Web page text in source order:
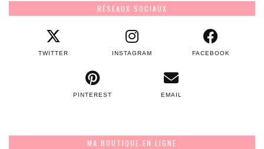
RÉSEAUX SOCIAUX
TWITTER INSTAGRAM FACEBOOK
PINTEREST EMAIL
MA BOUTIQUE EN LIGNE